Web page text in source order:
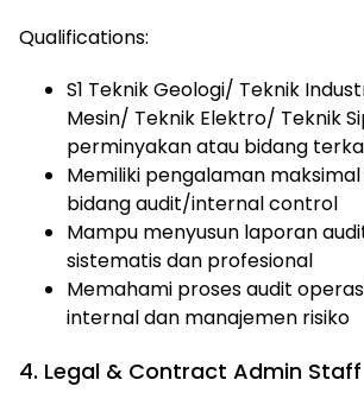
Qualifications:
S1 Teknik Geologi/ Teknik
Mesin/ Teknik Elektro/ Teknik
perminyakan atau bidang
Memiliki pengalaman
bidang audit/internal control
Mampu menyusun laporan
sistematis dan profesional
Memahami proses audit
internal dan manajemen risiko
4. Legal & Contract Admin Staff